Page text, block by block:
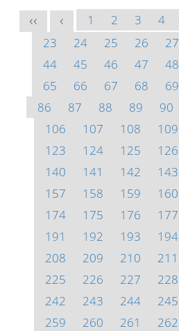
<< < 1 2 3 4
23
24 25 26 27
44
45 46 47 48
65
66 67 68 69
86
87 88 89 90
106
107 108 109
123
124 125 126
140
141 142 143
157
158 159 160
174
175 176 177
191
192 193 194
208
209 210 211
225
226 227 228
242
243 244 245
259
260 261 262